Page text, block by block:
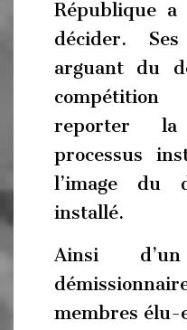
République
décider.
arguant du
reporter
processus
l’image du
installé.
Ainsi d’un
membres